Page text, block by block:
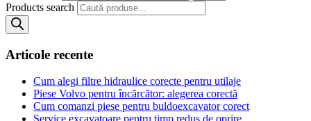
Products search
Articole recente
Cum alegi filtre hidraulice corecte pentru utilaje
Piese Volvo pentru încărcător: alegerea corectă
Cum comanzi piese pentru buldoexcavator corect